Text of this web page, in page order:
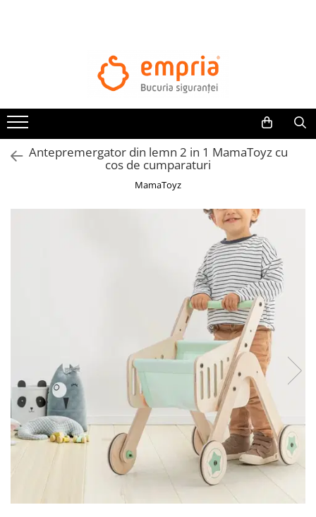
Bariere protectie pentru pat
Protectii mobilier
Banda protectie mobila copii
Deflectoare pentru aer conditionat
Protectii exterior
Casti antifonice pentru copii si
bebelusi
Echipament protectie bicicleta si
Antepremergator din lemn 2 in 1 MamaToyz cu
cos de cumparaturi
MamaToyz